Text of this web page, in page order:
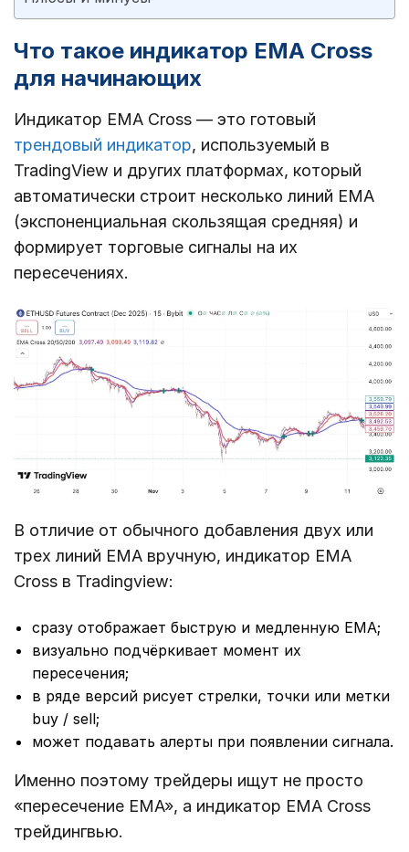
Что такое индикатор EMA Cross
для начинающих
Индикатор EMA Cross — это готовый
трендовый индикатор, используемый в
TradingView и других платформах, который
автоматически строит несколько линий EMA
(экспоненциальная скользящая средняя) и
формирует торговые сигналы на их
пересечениях.
В отличие от обычного добавления двух или
трех линий EMA вручную, индикатор EMA
Cross в Tradingview:
сразу отображает быструю и медленную EMA;
визуально подчёркивает момент их
пересечения;
в ряде версий рисует стрелки, точки или метки
buy / sell;
может подавать алерты при появлении сигнала.
Именно поэтому трейдеры ищут не просто
«пересечение EMA», а индикатор EMA Cross
трейдингвью.